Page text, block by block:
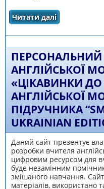
Читати далі
ПЕРСОНАЛЬНИЙ
АНГЛІЙСЬКОЇ
«ЦІКАВИНКИ ДО
АНГЛІЙСЬКОЇ
ПІДРУЧНИКА
UKRAINIAN
Даний сайт презентує
розробки вчителя
цифровим ресурсом для
буде незамінним
змішаного навчання.
матеріалів, використано